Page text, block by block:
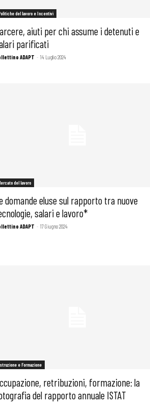
del lavoro e Incentivi
aiuti per chi assume i detenuti e
parificati
ADAPT - 14 Luglio 2024
del lavoro
domande eluse sul rapporto tra nuove
salari e lavoro*
ADAPT - 17 Giugno 2024
e Formazione
retribuzioni, formazione: la
del rapporto annuale ISTAT